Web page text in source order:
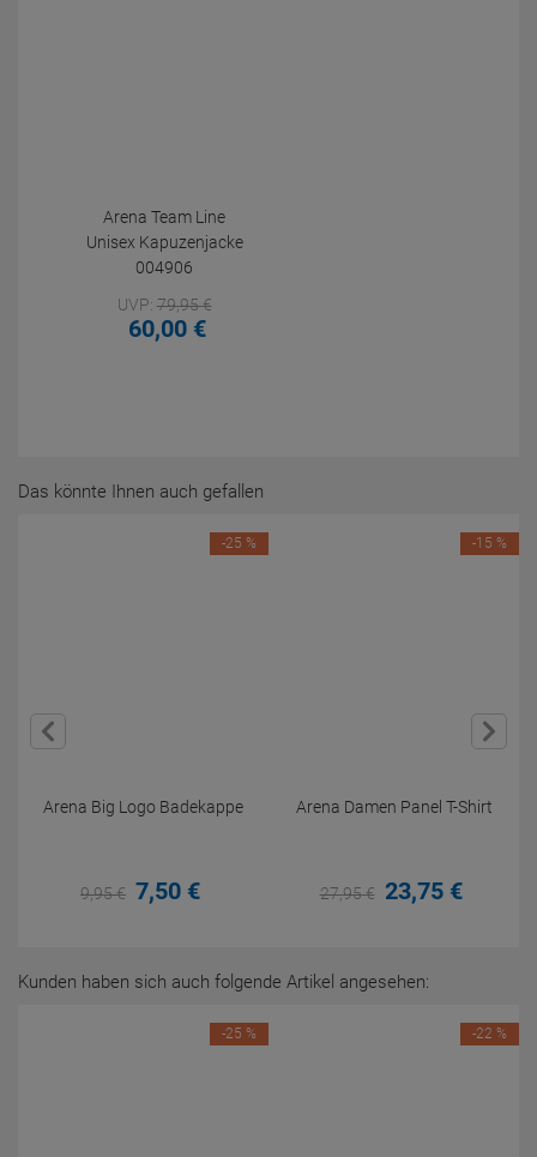
Arena Team Line
Unisex Kapuzenjacke
004906
UVP:79,95€
60,00 €
Das könnte Ihnen auch gefallen
Arena Big Logo Badekappe
9,95€ 7,50 €
-25 %
Arena Damen Panel T-Shirt
27,95€ 23,75 €
-15 %
Kunden haben sich auch folgende Artikel angesehen:
-25 % -22 %